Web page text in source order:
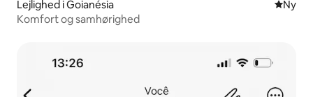
Lejlighed i Goianésia Nyt
Ny
Komfort og samhørighed